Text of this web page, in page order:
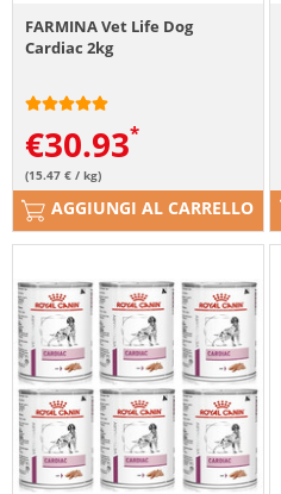
FARMINA Vet Life Dog
Cardiac 2kg
€30.93
(15.47 € / kg)
AGGIUNGI AL CARRELLO